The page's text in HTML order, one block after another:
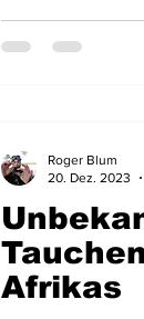
Afrikas
Roger Blum
20. Dez. 2023